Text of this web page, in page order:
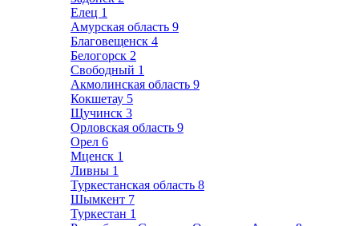
Елец 1
Амурская область 9
Благовещенск 4
Белогорск 2
Свободный 1
Акмолинская область 9
Кокшетау 5
Щучинск 3
Орловская область 9
Орел 6
Мценск 1
Ливны 1
Туркестанская область 8
Шымкент 7
Туркестан 1